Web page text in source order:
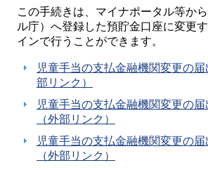
この手続きは、マイナポータル等か
ル庁）へ登録した預貯金口座に変更
インで行うことができます。
児童手当の支払金融機関変更の
部リンク）
児童手当の支払金融機関変更の届
（外部リンク）
児童手当の支払金融機関変更の届
（外部リンク）